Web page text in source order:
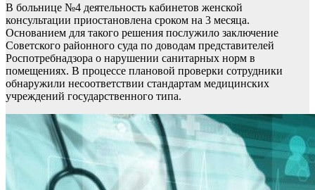
В больнице №4 деятельность кабинетов женской
консультации приостановлена сроком на 3 месяца.
Основанием для такого решения послужило заключение
Советского районного суда по доводам представителей
Роспотребнадзора о нарушении санитарных норм в
помещениях. В процессе плановой проверки сотрудники
обнаружили несоответствии стандартам медицинских
учреждений государственного типа.